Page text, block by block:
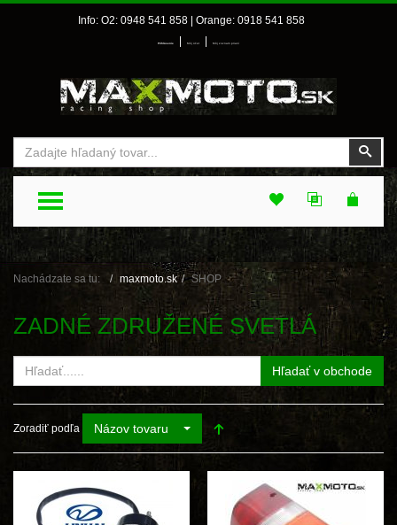
Info: O2: 0948 541 858 | Orange: 0918 541 858
Prihlásenie Môj účet Môj zoznam prianí
TOGGLE MENU
Nachádzate sa tu: maxmoto.sk SHOP
ZADNÉ ZDRUŽENÉ SVETLÁ
Hľadať v obchode
Zoradiť podľa Názov tovaru